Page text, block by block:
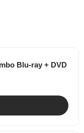
Blu-ray + DVD